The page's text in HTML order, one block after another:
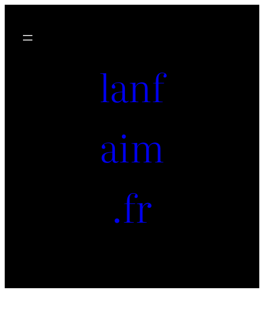
lanf
aim
.fr